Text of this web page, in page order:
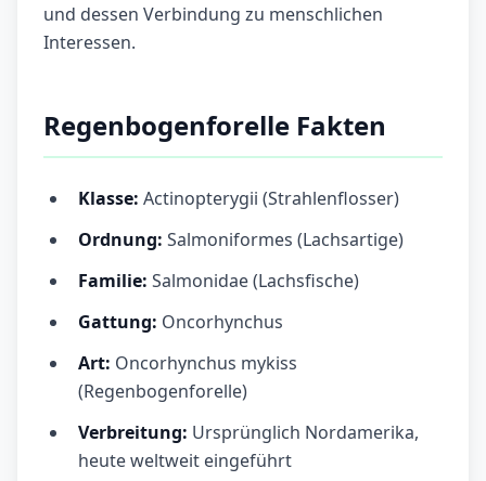
und dessen Verbindung zu menschlichen
Interessen.
Regenbogenforelle Fakten
Klasse: Actinopterygii (Strahlenflosser)
Ordnung: Salmoniformes (Lachsartige)
Familie: Salmonidae (Lachsfische)
Gattung: Oncorhynchus
Art: Oncorhynchus mykiss
(Regenbogenforelle)
Verbreitung: Ursprünglich Nordamerika,
heute weltweit eingeführt